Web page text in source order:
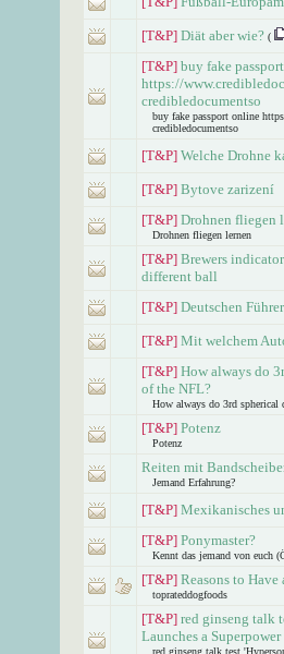
[T&P] Diät aber wie? (
[T&P] buy fake
https://
credibledocumentso
buy fake passport online
credibledocumentso
[T&P] Welche Drohne
[T&P] Bytove zarizení
[T&P] Drohnen fliegen
Drohnen fliegen lernen
[T&P] Brewers
different ball
[T&P] Deutschen
[T&P] Mit welchem
[T&P] How always do
of the NFL?
How always do 3rd spherical
[T&P] Potenz
Potenz
Reiten mit
Jemand Erfahrung?
[T&P] Mexikanisches
[T&P] Ponymaster?
Kennt das jemand von euch
[T&P] Reasons to Have
toprateddogfoods
[T&P] red ginseng talk
Launches a
red ginseng talk test